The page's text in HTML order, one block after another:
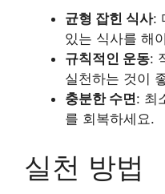
균형 잡힌 식사:
있는 식사를 해
규칙적인 운동:
실천하는 것이
충분한 수면: 최
를 회복하세요.
실천 방법